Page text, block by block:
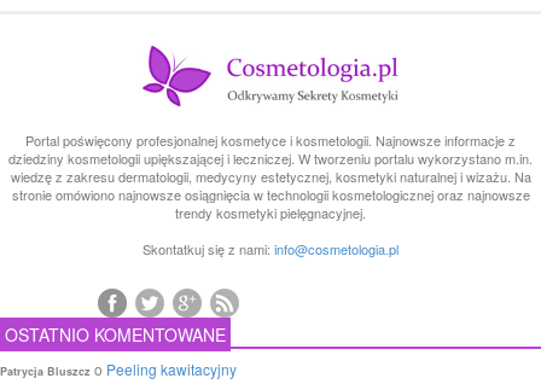
Portal poświęcony profesjonalnej kosmetyce i kosmetologii. Najnowsze informacje z
dziedziny kosmetologii upiększającej i leczniczej. W tworzeniu portalu wykorzystano m.in.
wiedzę z zakresu dermatologii, medycyny estetycznej, kosmetyki naturalnej i wizażu. Na
stronie omówiono najnowsze osiągnięcia w technologii kosmetologicznej oraz najnowsze
trendy kosmetyki pielęgnacyjnej.
Skontatkuj się z nami: info@cosmetologia.pl
OSTATNIO KOMENTOWANE
Patrycja Bluszcz o Peeling kawitacyjny